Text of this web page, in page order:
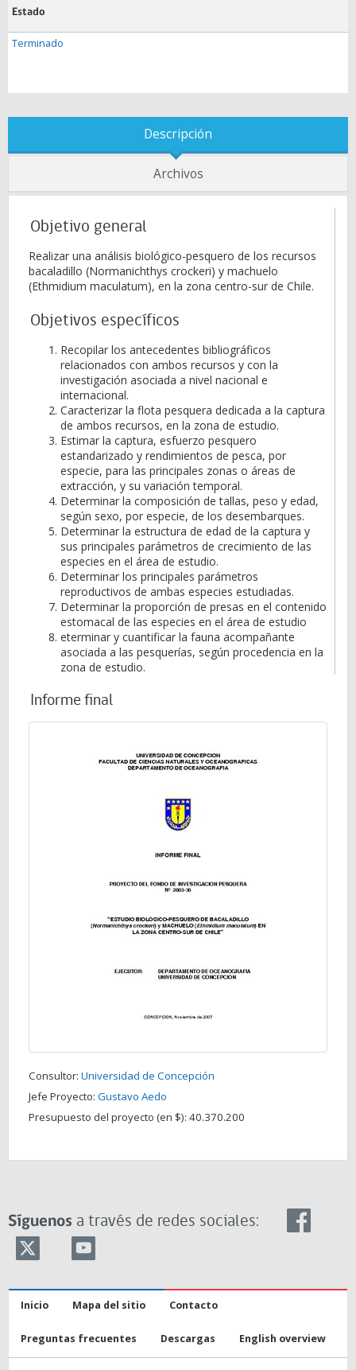
Estado
Terminado
Descripción
Archivos
Objetivo general
Realizar una análisis biológico-pesquero de los recursos
bacaladillo (Normanichthys crockeri) y machuelo
(Ethmidium maculatum), en la zona centro-sur de Chile.
Objetivos específicos
Recopilar los antecedentes bibliográficos
relacionados con ambos recursos y con la
investigación asociada a nivel nacional e
internacional.
Caracterizar la flota pesquera dedicada a la captura
de ambos recursos, en la zona de estudio.
Estimar la captura, esfuerzo pesquero
estandarizado y rendimientos de pesca, por
especie, para las principales zonas o áreas de
extracción, y su variación temporal.
Determinar la composición de tallas, peso y edad,
según sexo, por especie, de los desembarques.
Determinar la estructura de edad de la captura y
sus principales parámetros de crecimiento de las
especies en el área de estudio.
Determinar los principales parámetros
reproductivos de ambas especies estudiadas.
Determinar la proporción de presas en el contenido
estomacal de las especies en el área de estudio
eterminar y cuantificar la fauna acompañante
asociada a las pesquerías, según procedencia en la
zona de estudio.
Informe final
Consultor: Universidad de Concepción
Jefe Proyecto: Gustavo Aedo
Presupuesto del proyecto (en $): 40.370.200
Síguenos a través de redes sociales:
Inicio Mapa del sitio Contacto
Preguntas frecuentes Descargas English overview